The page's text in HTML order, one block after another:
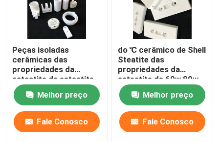
Peças isoladas
cerâmicas das
propriedades da
esteatite da esteatite
amarela branca
estruturalMelhor preço
Fale Conosco
do ℃ cerâmico de Shell
Steatite das
propriedades da
esteatite de 60w 80w
partes 1300
estruturaisMelhor preço
Fale Conosco